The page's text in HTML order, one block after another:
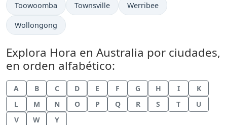
Hora actual en
Toowoomba Hora actual en
Townsville Hora actual en
Werribee
Hora actual en
Wollongong
Explora Hora en Australia por ciudades,
en orden alfabético:
A B C D E F G H I
K
L
M N O P Q R S T
U
V
W Y